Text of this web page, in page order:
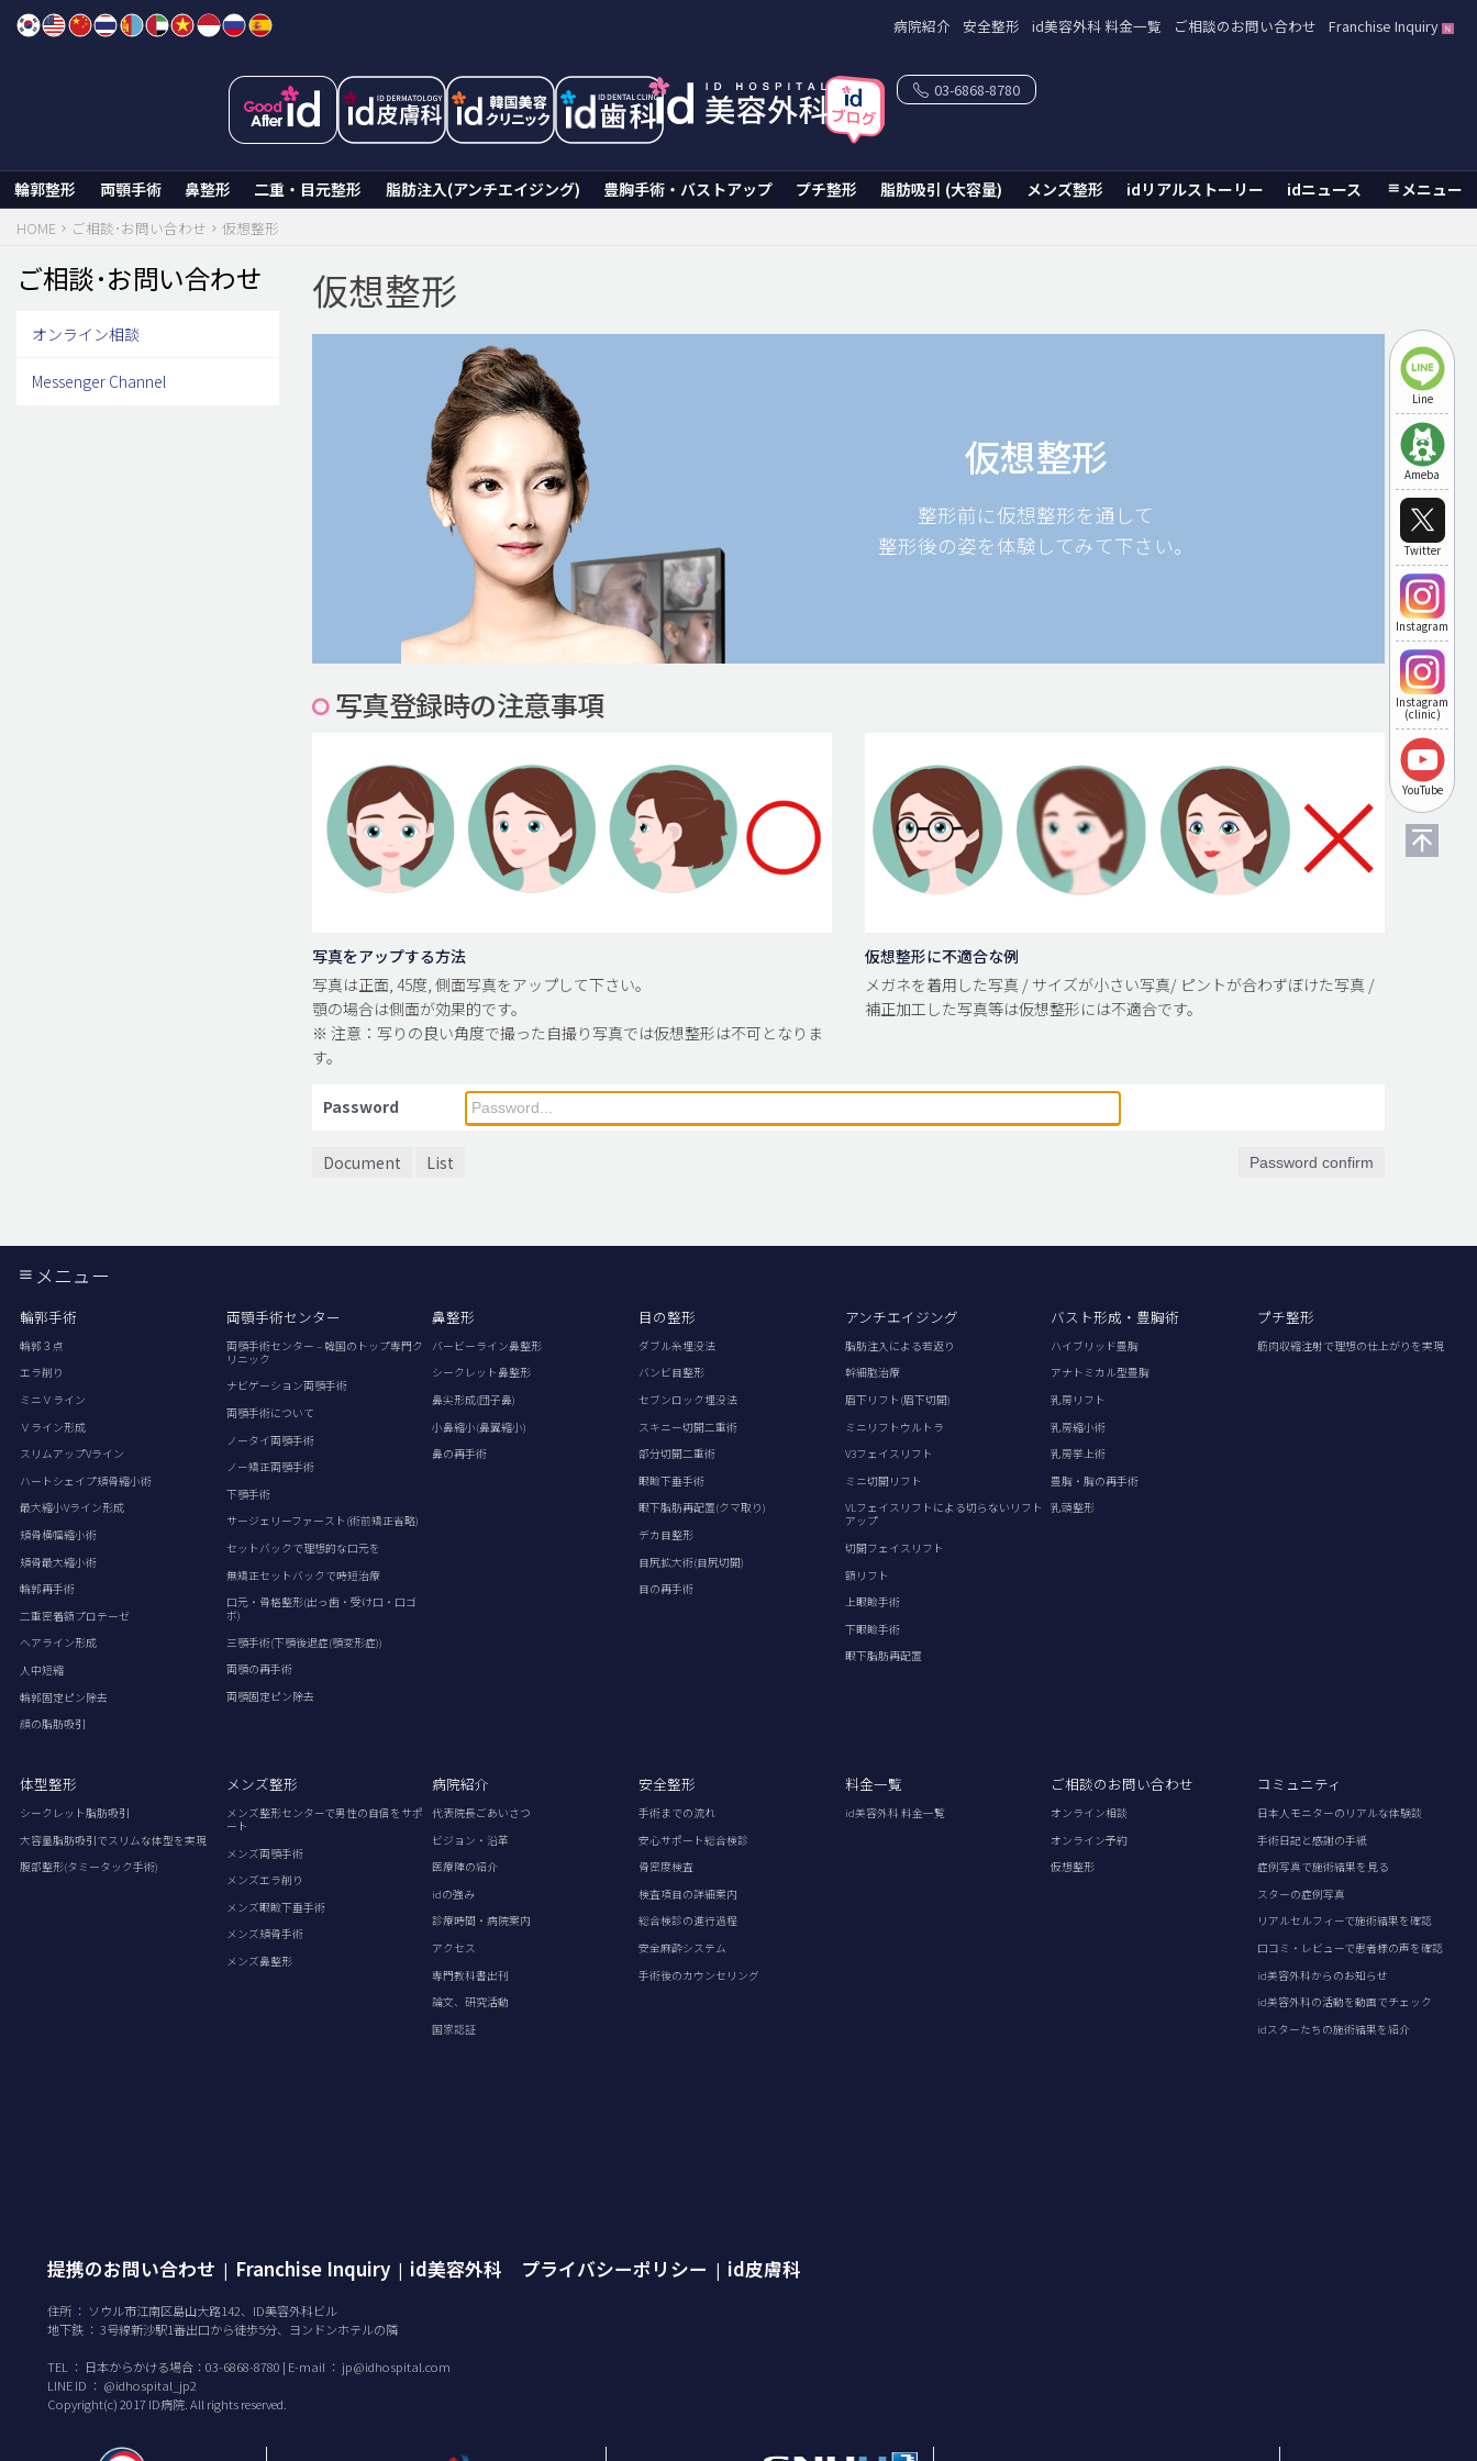
Skip
病院紹介 安全整形 id美容外科 料金一覧 ご相談のお問い合わせ Franchise Inquiry
輪郭整形 両顎手術 鼻整形 二重・目元整形 脂肪注入(アンチエイジング) 豊胸手術・バストアップ プチ整形 脂肪吸引 (大容量) メンズ整形 idリアルストーリー idニュース メニュー
03-6868-8780
Line
Ameba
Twitter
Instagram
Instagram
(clinic)
YouTube
HOME ご相談･お問い合わせ 仮想整形
仮想整形
仮想整形
整形前に仮想整形を通して
整形後の姿を体験してみて下さい。
写真登録時の注意事項
写真をアップする方法
写真は正面, 45度, 側面写真をアップして下さい。
顎の場合は側面が効果的です。
※ 注意：写りの良い角度で撮った自撮り写真では仮想整形は不可となりま
す。
仮想整形に不適合な例
メガネを着用した写真 / サイズが小さい写真/ ピントが合わずぼけた写真 /
補正加工した写真等は仮想整形には不適合です。
Password
Document List Password confirm
ご相談･お問い合わせ
オンライン相談
Messenger Channel
メニュー
輪郭手術
輪郭３点
エラ削り
ミニＶライン
Ｖライン形成
スリムアップVライン
ハートシェイプ頬骨縮小術
最大縮小Vライン形成
頬骨横幅縮小術
頬骨最大縮小術
輪郭再手術
二重密着額プロテーゼ
ヘアライン形成
人中短縮
輪郭固定ピン除去
顔の脂肪吸引
両顎手術センター
両顎手術センター – 韓国のトップ専門ク
リニック
ナビゲーション両顎手術
両顎手術について
ノータイ両顎手術
ノー矯正両顎手術
下顎手術
サージェリーファースト(術前矯正省略)
セットバックで理想的な口元を
無矯正セットバックで時短治療
口元・骨格整形(出っ歯・受け口・口ゴ
ボ)
三顎手術(下顎後退症(顎変形症))
両顎の再手術
両顎固定ピン除去
鼻整形
バービーライン鼻整形
シークレット鼻整形
鼻尖形成(団子鼻)
小鼻縮小(鼻翼縮小)
鼻の再手術
目の整形
ダブル糸埋没法
バンビ目整形
セブンロック埋没法
スキニー切開二重術
部分切開二重術
眼瞼下垂手術
眼下脂肪再配置(クマ取り)
デカ目整形
目尻拡大術(目尻切開)
目の再手術
アンチエイジング
脂肪注入による若返り
幹細胞治療
眉下リフト(眉下切開)
ミニリフトウルトラ
V3フェイスリフト
ミニ切開リフト
VLフェイスリフトによる切らないリフト
アップ
切開フェイスリフト
額リフト
上眼瞼手術
下眼瞼手術
眼下脂肪再配置
バスト形成・豊胸術
ハイブリッド豊胸
アナトミカル型豊胸
乳房リフト
乳房縮小術
乳房挙上術
豊胸・胸の再手術
乳頭整形
プチ整形
筋肉収縮注射で理想の仕上がりを実現
体型整形
シークレット脂肪吸引
大容量脂肪吸引でスリムな体型を実現
腹部整形(タミータック手術)
メンズ整形
メンズ整形センターで男性の自信をサポ
ート
メンズ両顎手術
メンズエラ削り
メンズ眼瞼下垂手術
メンズ頬骨手術
メンズ鼻整形
病院紹介
代表院長ごあいさつ
ビジョン・沿革
医療陣の紹介
idの強み
診療時間・病院案内
アクセス
専門教科書出刊
論文、研究活動
国家認証
安全整形
手術までの流れ
安心サポート総合検診
骨密度検査
検査項目の詳細案内
総合検診の進行過程
安全麻酔システム
手術後のカウンセリング
料金一覧
id美容外科 料金一覧
ご相談のお問い合わせ
オンライン相談
オンライン予約
仮想整形
コミュニティ
日本人モニターのリアルな体験談
手術日記と感謝の手紙
症例写真で施術結果を見る
スターの症例写真
リアルセルフィーで施術結果を確認
口コミ・レビューで患者様の声を確認
id美容外科からのお知らせ
id美容外科の活動を動画でチェック
idスターたちの施術結果を紹介
提携のお問い合わせ | Franchise Inquiry | id美容外科 プライバシーポリシー | id皮膚科
住所 ： ソウル市江南区島山大路142、ID美容外科ビル
地下鉄 ： 3号線新沙駅1番出口から徒歩5分、ヨンドンホテルの隣
TEL ： 日本からかける場合：03-6868-8780 | E-mail ： jp@idhospital.com
LINE ID ： @idhospital_jp2
Copyright(c) 2017 ID病院. All rights reserved.